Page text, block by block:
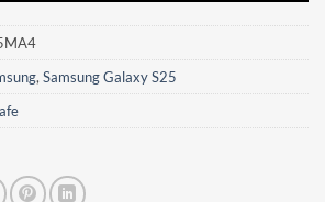
, Samsung Galaxy S25